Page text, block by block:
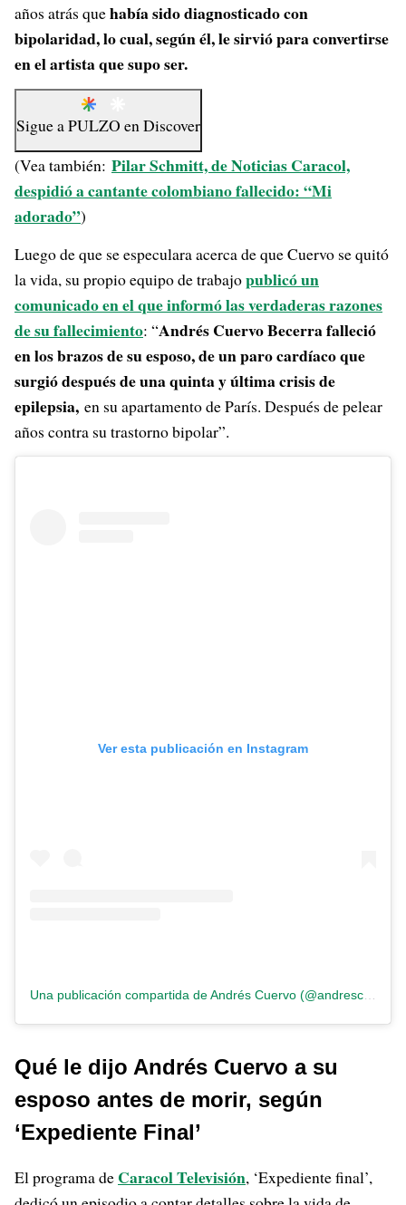
años atrás quehabía sido diagnosticado con
bipolaridad, lo cual, según él, le sirvió para convertirse
en el artista que supo ser.
Sigue aPULZO enDiscover
(Vea también: Pilar Schmitt, de Noticias Caracol,
despidió a cantante colombiano fallecido: “Mi
adorado”)
Luego de que se especulara acerca de que Cuervo se quitó
la vida, su propio equipo de trabajopublicó un
comunicado en el que informó las verdaderas razones
de su fallecimiento: “Andrés Cuervo Becerra falleció
en los brazos de su esposo, de un paro cardíaco que
surgió después de una quinta y última crisis de
epilepsia, en su apartamento de París. Después de pelear
años contra su trastorno bipolar”.
Ver esta publicación en Instagram
Qué le dijo Andrés Cuervo a su
esposo antes de morir, según
‘Expediente Final’
El programa de Caracol Televisión, ‘Expediente final’,